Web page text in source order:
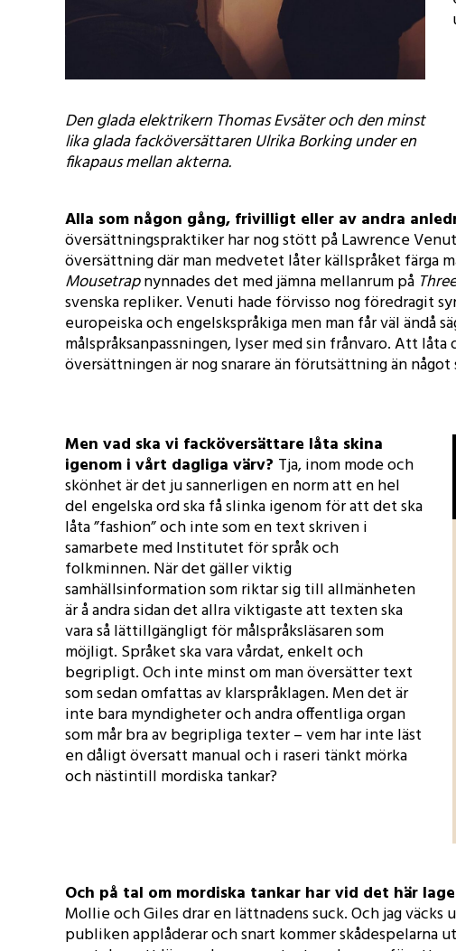
Den glada elektrikern Thomas Evsäter och den minst
lika glada facköversättaren Ulrika Borking under en
fikapaus mellan akterna.
Alla som någon gång, frivilligt eller av andra
översättningspraktiker har nog stött på Lawrence
översättning där man medvetet låter källspråket färga
Mousetrapnynnades det med jämna mellanrum på
svenska repliker. Venuti hade förvisso nog föredragit
europeiska och engelskspråkiga men man får väl ändå
målspråksanpassningen, lyser med sin frånvaro. Att
översättningen är nog snarare än förutsättning än något
Men vad ska vi facköversättare låta skina
igenom i vårt dagliga värv? Tja, inom mode och
skönhet är det ju sannerligen en norm att en hel
del engelska ord ska få slinka igenom för att det ska
låta ”fashion” och inte som en text skriven i
samarbete med Institutet för språk och
folkminnen. När det gäller viktig
samhällsinformation som riktar sig till allmänheten
är å andra sidan det allra viktigaste att texten ska
vara så lättillgängligt för målspråksläsaren som
möjligt. Språket ska vara vårdat, enkelt och
begripligt. Och inte minst om man översätter text
som sedan omfattas av klarspråklagen. Men det är
inte bara myndigheter och andra offentliga organ
som mår bra av begripliga texter – vem har inte läst
en dåligt översatt manual och i raseri tänkt mörka
och nästintill mordiska tankar?
Och på tal om mordiska tankar har vid det här
Mollie och Giles drar en lättnadens suck. Och jag väcks
publiken applåderar och snart kommer skådespelarna